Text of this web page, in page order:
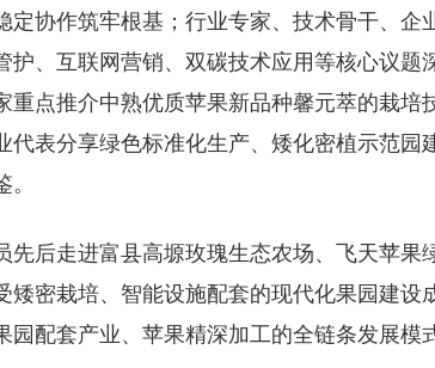
定协作筑牢根基；行业专家、技术骨干、企
护、互联网营销、双碳技术应用等核心议题
重点推介中熟优质苹果新品种馨元萃的栽培
代表分享绿色标准化生产、矮化密植示范园
先后走进富县高塬玫瑰生态农场、飞天苹果
矮密栽培、智能设施配套的现代化果园建设
园配套产业、苹果精深加工的全链条发展模